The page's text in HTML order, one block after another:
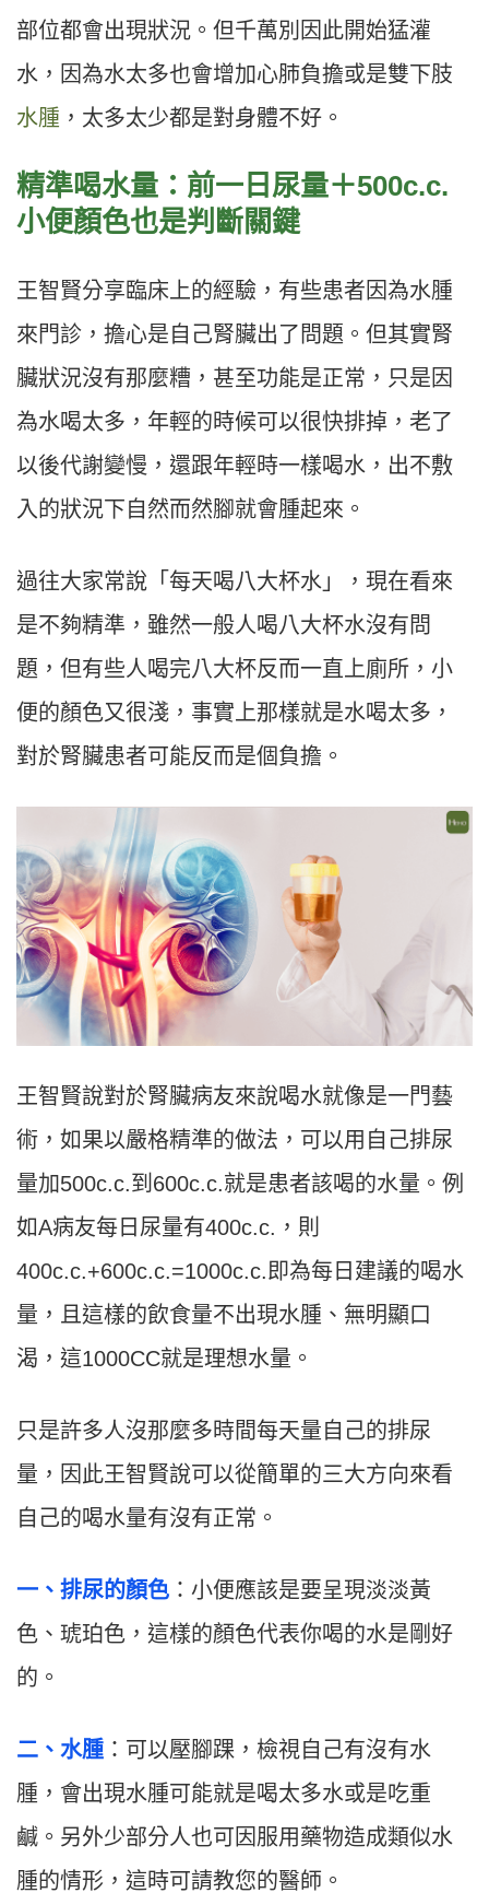
部位都會出現狀況。但千萬別因此開始猛灌
水，因為水太多也會增加心肺負擔或是雙下肢
水腫 ，太多太少都是對身體不好。
精準喝水量：前一日尿量＋500c.c.
小便顏色也是判斷關鍵
王智賢分享臨床上的經驗，有些患者因為水腫
來門診，擔心是自己腎臟出了問題。但其實腎
臟狀況沒有那麼糟，甚至功能是正常，只是因
為水喝太多，年輕的時候可以很快排掉，老了
以後代謝變慢，還跟年輕時一樣喝水，出不敷
入的狀況下自然而然腳就會腫起來。
過往大家常說「每天喝八大杯水」，現在看來
是不夠精準，雖然一般人喝八大杯水沒有問
題，但有些人喝完八大杯反而一直上廁所，小
便的顏色又很淺，事實上那樣就是水喝太多，
對於腎臟患者可能反而是個負擔。
王智賢說對於腎臟病友來說喝水就像是一門藝
術，如果以嚴格精準的做法，可以用自己排尿
量加500c.c.到600c.c.就是患者該喝的水量。例
如A病友每日尿量有400c.c.，則
400c.c.+600c.c.=1000c.c.即為每日建議的喝水
量，且這樣的飲食量不出現水腫、無明顯口
渴，這1000CC就是理想水量。
只是許多人沒那麼多時間每天量自己的排尿
量，因此王智賢說可以從簡單的三大方向來看
自己的喝水量有沒有正常。
一、排尿的顏色 ：小便應該是要呈現淡淡黃
色、琥珀色，這樣的顏色代表你喝的水是剛好
的。
二、水腫 ：可以壓腳踝，檢視自己有沒有水
腫，會出現水腫可能就是喝太多水或是吃重
鹹。另外少部分人也可因服用藥物造成類似水
腫的情形，這時可請教您的醫師。